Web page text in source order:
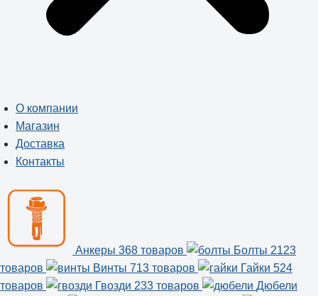
О компании
Магазин
Доставка
Контакты
Анкеры 368 товаров Болты 2123
товаров
Винты 713 товаров Гайки 524
товаров
Гвозди 233 товаров
Дюбели